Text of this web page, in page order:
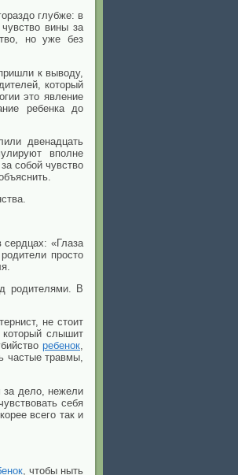
глубже: в
вины за
но уже без
к выводу,
который
это явление
ребенка до
двенадцать
вполне
собой чувство
сердцах: «Глаза
просто
родителями. В
не стоит
который слышит
ребенок,
частые травмы,
за дело, нежели
себя
всего так и
, чтобы ныть